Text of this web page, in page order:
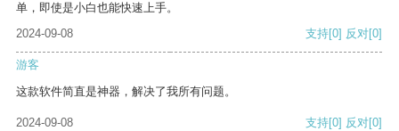
单，即使是小白也能快速上手。
2024-09-08
支持[0] 反对[0]
游客
这款软件简直是神器，解决了我所有问题。
2024-09-08 支持[0] 反对[0]